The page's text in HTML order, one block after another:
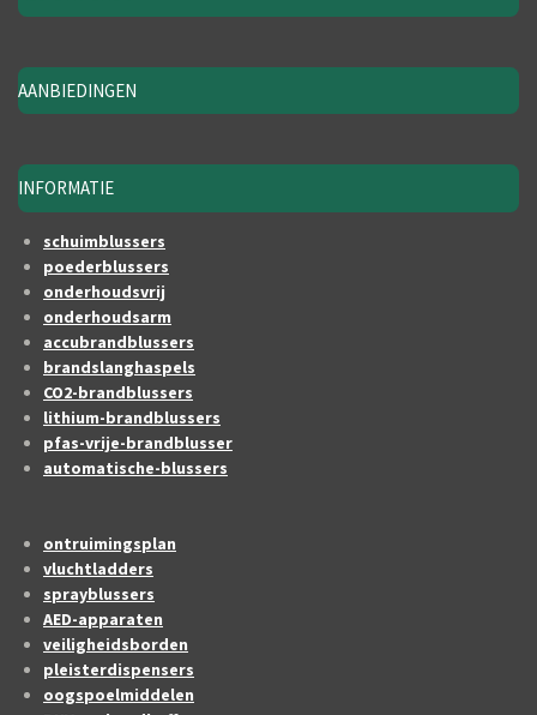
AANBIEDINGEN
INFORMATIE
schuimblussers
poederblussers
onderhoudsvrij
onderhoudsarm
accubrandblussers
brandslanghaspels
CO2-brandblussers
lithium-brandblussers
pfas-vrije-brandblusser
automatische-blussers
ontruimingsplan
vluchtladders
sprayblussers
AED-apparaten
veiligheidsborden
pleisterdispensers
oogspoelmiddelen